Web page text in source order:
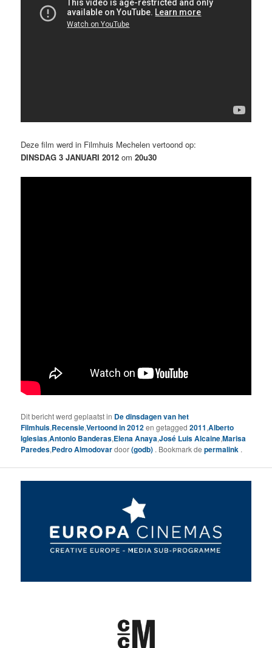
Deze film werd in Filmhuis Mechelen vertoond op:
DINSDAG 3 JANUARI 2012om 20u30
Dit bericht werd geplaatst in De dinsdagen van het
Filmhuis,Recensie,Vertoond in 2012en getagged2011,Alberto
Iglesias,Antonio Banderas,Elena Anaya,José Luis Alcaine,Marisa
Paredes,Pedro Almodovardoor(godb) . Bookmark depermalink .